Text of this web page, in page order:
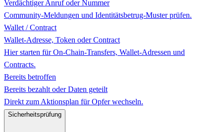
Verdächtiger Anruf oder Nummer
Community-Meldungen und Identitätsbetrug-Muster prüfen.
Wallet / Contract
Wallet-Adresse, Token oder Contract
Hier starten für On-Chain-Transfers, Wallet-Adressen und
Contracts.
Bereits betroffen
Bereits bezahlt oder Daten geteilt
Direkt zum Aktionsplan für Opfer wechseln.
Sicherheitsprüfung